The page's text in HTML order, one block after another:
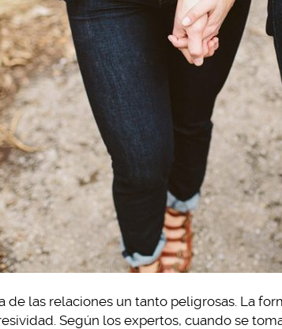
de las relaciones un tanto peligrosas. La
Según los expertos, cuando se